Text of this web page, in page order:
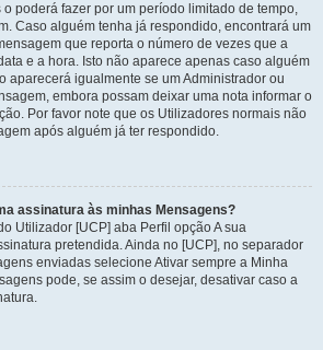
poderá fazer por um período limitado de tempo,
Caso alguém tenha já respondido, encontrará um
que reporta o número de vezes que a
e a hora. Isto não aparece apenas caso alguém
aparecerá igualmente se um Administrador ou
embora possam deixar uma nota informar o
Por favor note que os Utilizadores normais não
após alguém já ter respondido.
assinatura às minhas Mensagens?
Utilizador [UCP] aba Perfil opção A sua
pretendida. Ainda no [UCP], no separador
enviadas selecione Ativar sempre a Minha
pode, se assim o desejar, desativar caso a